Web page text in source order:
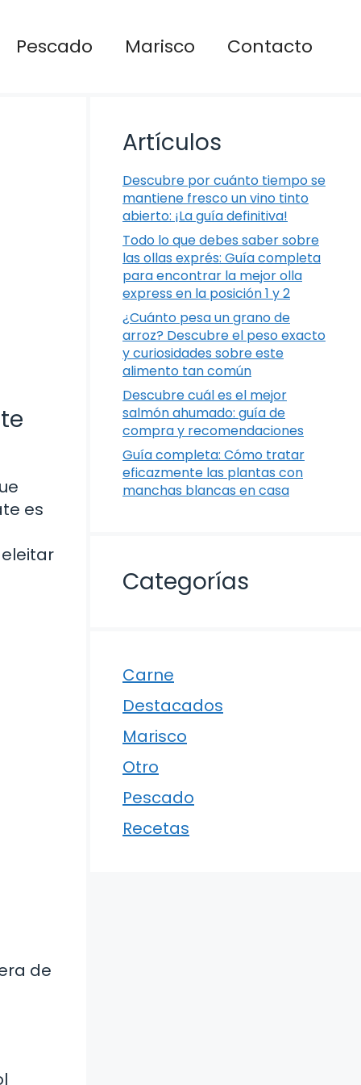
Pescado Marisco Contacto
es
de
Artículos
Descubre por cuánto tiempo se
mantiene fresco un vino tinto
abierto: ¡La guía definitiva!
Todo lo que debes saber sobre
las ollas exprés: Guía completa
para encontrar la mejor olla
express en la posición 1 y 2
¿Cuánto pesa un grano de
arroz? Descubre el peso exacto
y curiosidades sobre este
alimento tan común
Descubre cuál es el mejor
salmón ahumado: guía de
compra y recomendaciones
Guía completa: Cómo tratar
eficazmente las plantas con
manchas blancas en casa
Categorías
Carne
Destacados
Marisco
Otro
Pescado
Recetas